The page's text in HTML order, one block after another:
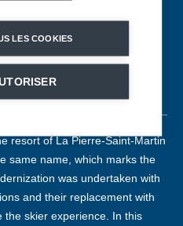
view of the
resort of La Pierre-Saint-Martin
same name, which marks the
was undertaken with
and their replacement with
the skier experience. In this
LES COOKIES